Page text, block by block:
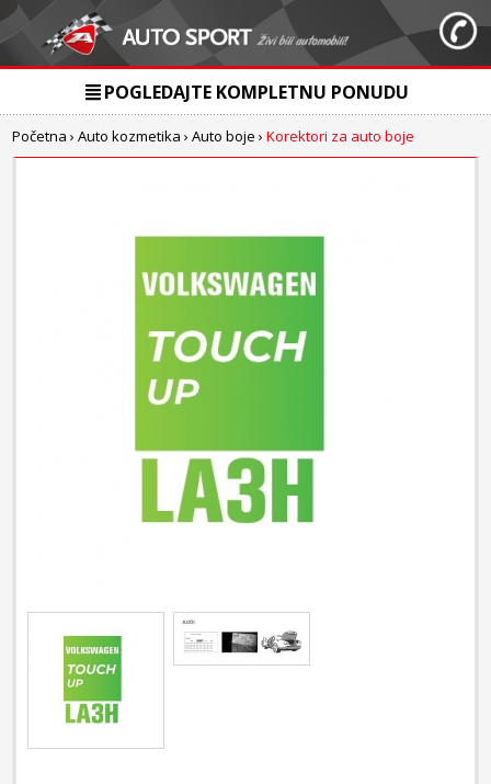
POGLEDAJTE KOMPLETNU PONUDU
Početna ›Auto kozmetika ›Auto boje ›Korektori za auto boje